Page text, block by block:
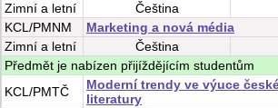
Zimní a letní Čeština
KCL/PMNM
Marketing a nová média
Zimní a letní Čeština
Předmět je nabízen přijíždějícím studentům
KCL/PMTČ
Moderní trendy ve výuce
literatury